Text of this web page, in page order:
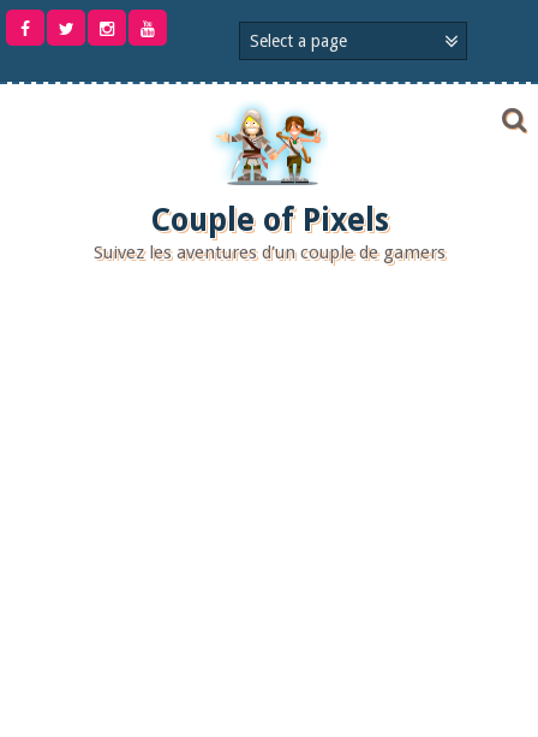
Aller
Couple of Pixels
Suivez les aventures d'un couple de gamers